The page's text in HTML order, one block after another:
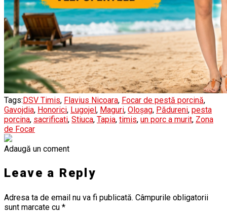
Tags:DSV Timis, Flavius Nicoara, Focar de pestă porcină,
Gavojdia, Honorici, Lugojel, Maguri, Oloșag, Pădureni, pesta
porcina, sacrificati, Stiuca, Tapia, timis, un porc a murit, Zona
de Focar
Adaugă un coment
Leave a Reply
Adresa ta de email nu va fi publicată. Câmpurile obligatorii
sunt marcate cu *